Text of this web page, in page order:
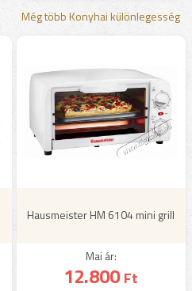
Még több Konyhai különlegesség
Hausmeister HM 6104 mini grill
Mai ár:
12.800Ft